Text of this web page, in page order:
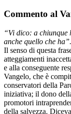
Commento al
“Vi dico: a chiunque
anche quello che ha”.
Il senso di questa
atteggiamenti
e alla conseguente
Vangelo, che è
conservatori della
iniziativa; il dono
promotori
della salvezza.